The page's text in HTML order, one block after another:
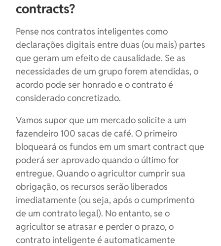
contracts?
Pense nos contratos inteligentes como
declarações digitais entre duas (ou mais) partes
que geram um efeito de causalidade. Se as
necessidades de um grupo forem atendidas, o
acordo pode ser honrado e o contrato é
considerado concretizado.
Vamos supor que um mercado solicite a um
fazendeiro 100 sacas de café. O primeiro
bloqueará os fundos em um smart contract que
poderá ser aprovado quando o último for
entregue. Quando o agricultor cumprir sua
obrigação, os recursos serão liberados
imediatamente (ou seja, após o cumprimento
de um contrato legal). No entanto, se o
agricultor se atrasar e perder o prazo, o
contrato inteligente é automaticamente